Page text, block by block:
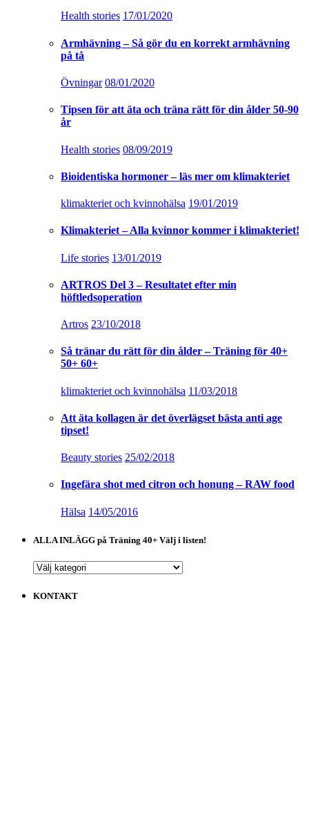
Health stories 17/01/2020
Armhävning – Så gör du en korrekt armhävning
på tå
Övningar 08/01/2020
Tipsen för att äta och träna rätt för din ålder 50-90
år
Health stories 08/09/2019
Bioidentiska hormoner – läs mer om klimakteriet
klimakteriet och kvinnohälsa 19/01/2019
Klimakteriet – Alla kvinnor kommer i klimakteriet!
Life stories 13/01/2019
ARTROS Del 3 – Resultatet efter min
höftledsoperation
Artros 23/10/2018
Så tränar du rätt för din ålder – Träning för 40+
50+ 60+
klimakteriet och kvinnohälsa 11/03/2018
Att äta kollagen är det överlägset bästa anti age
tipset!
Beauty stories 25/02/2018
Ingefära shot med citron och honung – RAW food
Hälsa 14/05/2016
ALLA INLÄGG på Träning 40+ Välj i listen!
ALLA
på
KONTAKT